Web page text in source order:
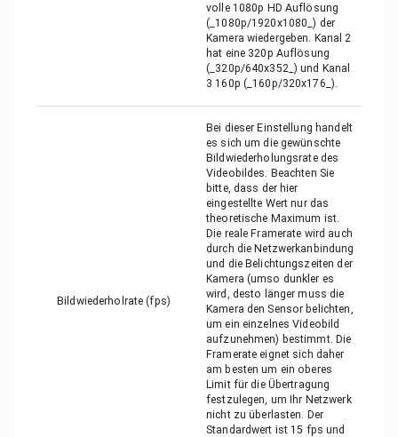
volle 1080p HD Auflösung
(_1080p/1920x1080_) der
Kamera wiedergeben. Kanal 2
hat eine 320p Auflösung
(_320p/640x352_) und Kanal
3 160p (_160p/320x176_).
Bildwiederholrate (fps)
Bei dieser Einstellung handelt
es sich um die gewünschte
Bildwiederholungsrate des
Videobildes. Beachten Sie
bitte, dass der hier
eingestellte Wert nur das
theoretische Maximum ist.
Die reale Framerate wird auch
durch die Netzwerkanbindung
und die Belichtungszeiten der
Kamera (umso dunkler es
wird, desto länger muss die
Kamera den Sensor belichten,
um ein einzelnes Videobild
aufzunehmen) bestimmt. Die
Framerate eignet sich daher
am besten um ein oberes
Limit für die Übertragung
festzulegen, um Ihr Netzwerk
nicht zu überlasten. Der
Standardwert ist 15 fps und